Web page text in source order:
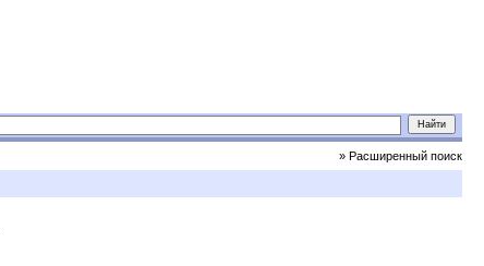
» Расширенный поиск